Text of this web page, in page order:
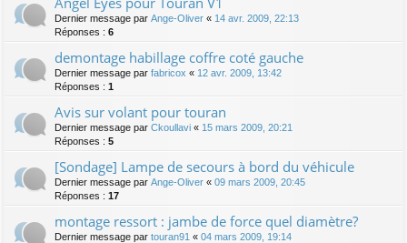
Dernier message par Ange-Oliver « 14 avr. 2009, 22:13
Réponses : 6
demontage habillage coffre coté gauche
Dernier message par fabricox « 12 avr. 2009, 13:42
Réponses : 1
Avis sur volant pour touran
Dernier message par Ckoullavi « 15 mars 2009, 20:21
Réponses : 5
[Sondage] Lampe de secours à bord du véhicule
Dernier message par Ange-Oliver « 09 mars 2009, 20:45
Réponses : 17
montage ressort : jambe de force quel diamètre?
Dernier message par touran91 « 04 mars 2009, 19:14